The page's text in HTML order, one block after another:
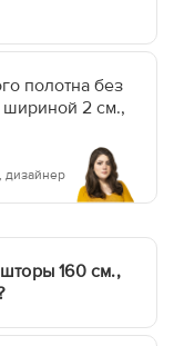
полотна без
шириной 2 см.,
дизайнер
160 см.,